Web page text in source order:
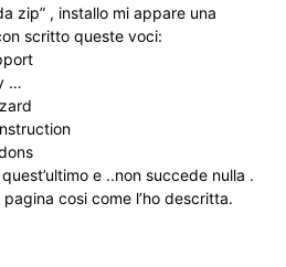
zip” , installo mi appare una
scritto queste voci:
…
e ..non succede nulla .
pagina cosi come l’ho descritta.